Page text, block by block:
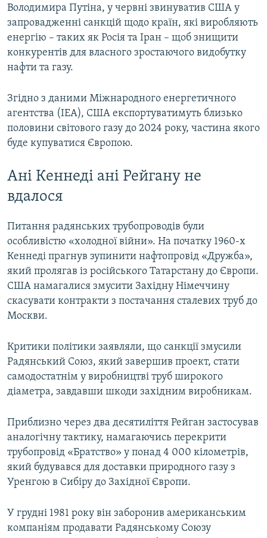
Володимира Путіна, у червні звинуватив США у
запровадженні санкцій щодо країн, які виробляють
енергію – таких як Росія та Іран – щоб знищити
конкурентів для власного зростаючого видобутку
нафти та газу.
Згідно з даними Міжнародного енергетичного
агентства (IEA), США експортуватимуть близько
половини світового газу до 2024 року, частина якого
буде купуватися Європою.
Ані Кеннеді ані Рейгану не
вдалося
Питання радянських трубопроводів були
особливістю «холодної війни». На початку 1960-х
Кеннеді прагнув зупинити нафтопровід «Дружба»,
який пролягав із російського Татарстану до Європи.
США намагалися змусити Західну Німеччину
скасувати контракти з постачання сталевих труб до
Москви.
Критики політики заявляли, що санкції змусили
Радянський Союз, який завершив проект, стати
самодостатнім у виробництві труб широкого
діаметра, завдавши шкоди західним виробникам.
Приблизно через два десятиліття Рейган застосував
аналогічну тактику, намагаючись перекрити
трубопровід «Братство» у понад 4 000 кілометрів,
який будувався для доставки природного газу з
Уренгою в Сибіру до Західної Європи.
У грудні 1981 року він заборонив американським
компаніям продавати Радянському Союзу